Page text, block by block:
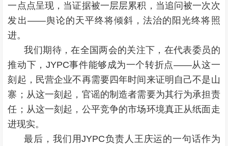
一点点呈现，当证据被一层层累积，当追问被一次次
发出——舆论的天平终将倾斜，法治的阳光终将照
进。
我们期待，在全国两会的关注下，在代表委员的
推动下，JYPC事件能够成为一个转折点——从这一
刻起，民营企业不再需要四年时间来证明自己不是山
寨；从这一刻起，官谣的制造者需要为其行为承担责
任；从这一刻起，公平竞争的市场环境真正从纸面走
进现实。
最后，我们用JYPC负责人王庆运的一句话作为